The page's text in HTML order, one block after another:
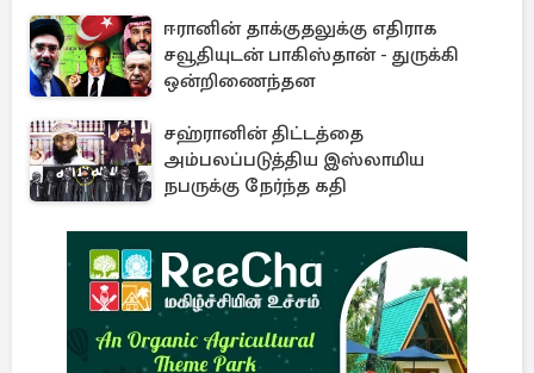
ஈரானின் தாக்குதலுக்கு எதிராக
சவூதியுடன் பாகிஸ்தான் - துருக்கி
ஒன்றிணைந்தன
சஹ்ரானின் திட்டத்தை
அம்பலப்படுத்திய இஸ்லாமிய
நபருக்கு நேர்ந்த கதி